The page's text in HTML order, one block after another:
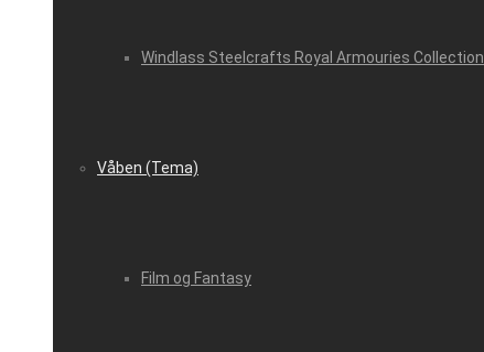
Windlass Steelcrafts Royal Armouries Collection
Våben (Tema)
Film og Fantasy